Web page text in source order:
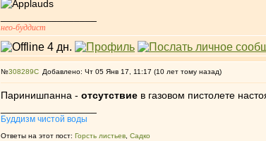
нео-буддист
№308289 Добавлено: Чт 05 Янв 17, 11:17 (10 лет тому назад)
Паринишпанна - отсутствие в газовом пистолете
Буддизм чистой воды
Ответы на этот пост: Горсть листьев Садко